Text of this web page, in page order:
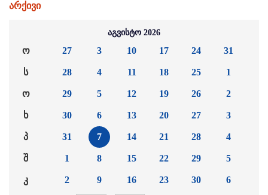
არქივი
აგვისტო 2026
ო
ს
ო
ხ
პ
შ
კ
27
28
29
30
31
1
2
3
4
5
6
7
8
9
10
11
12
13
14
15
16
17
18
19
20
21
22
23
24
25
26
27
28
29
30
31
1
2
3
4
5
6